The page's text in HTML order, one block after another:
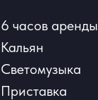
6 часов аренды
Кальян
Светомузыка
Приставка